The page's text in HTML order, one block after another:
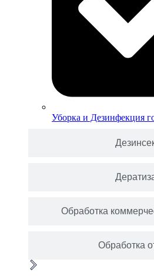
Обработка
Обработка
Уборка и Дезинфекция